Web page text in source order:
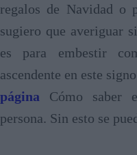
regalos de Navidad o
sugiero que averiguar
es para embestir
ascendente en este
página Cómo saber
persona. Sin esto se